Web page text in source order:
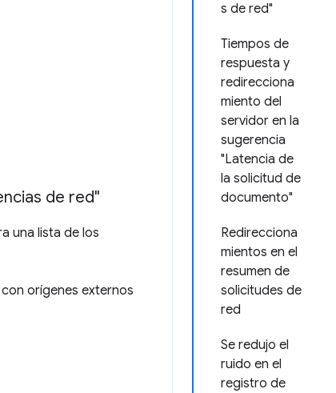
s de red"
Tiempos de
respuesta y
redirecciona
miento del
servidor en la
sugerencia
"Latencia de
la solicitud de
documento"
Redirecciona
mientos en el
resumen de
solicitudes de
red
Se redujo el
ruido en el
registro de
de red"
una lista de los
orígenes externos